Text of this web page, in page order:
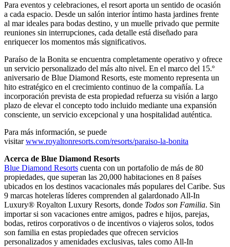
Para eventos y celebraciones, el resort aporta un sentido de ocasión
a cada espacio. Desde un salón interior íntimo hasta jardines frente
al mar ideales para bodas destino, y un muelle privado que permite
reuniones sin interrupciones, cada detalle está diseñado para
enriquecer los momentos más significativos.
Paraíso de la Bonita se encuentra completamente operativo y ofrece
un servicio personalizado del más alto nivel. En el marco del 15.º
aniversario de Blue Diamond Resorts, este momento representa un
hito estratégico en el crecimiento continuo de la compañía. La
incorporación prevista de esta propiedad refuerza su visión a largo
plazo de elevar el concepto todo incluido mediante una expansión
consciente, un servicio excepcional y una hospitalidad auténtica.
Para más información, se puede
visitarwww.royaltonresorts.com/resorts/paraiso-la-bonita
Acerca de Blue Diamond Resorts
Blue Diamond Resorts cuenta con un portafolio de más de 80
propiedades, que superan las 20,000 habitaciones en 8 países
ubicados en los destinos vacacionales más populares del Caribe. Sus
9 marcas hoteleras líderes comprenden al galardonado All-In
Luxury® Royalton Luxury Resorts, donde Todos son Familia. Sin
importar si son vacaciones entre amigos, padres e hijos, parejas,
bodas, retiros corporativos o de incentivos o viajeros solos, todos
son familia en estas propiedades que ofrecen servicios
personalizados y amenidades exclusivas, tales como All-In